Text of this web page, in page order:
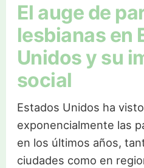
El auge de
lesbianas en
Unidos y su
social
Estados Unidos ha
exponencialmente las
en los últimos años,
ciudades como en